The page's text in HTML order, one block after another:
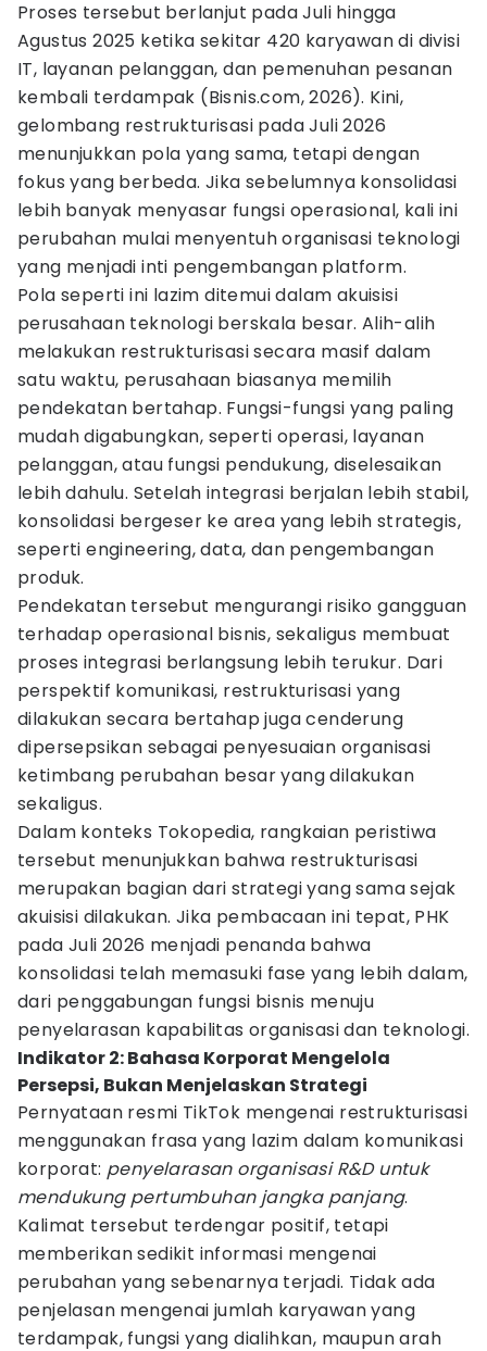
Proses tersebut berlanjut pada Juli hingga
Agustus 2025 ketika sekitar 420 karyawan di divisi
IT, layanan pelanggan, dan pemenuhan pesanan
kembali terdampak (Bisnis.com, 2026). Kini,
gelombang restrukturisasi pada Juli 2026
menunjukkan pola yang sama, tetapi dengan
fokus yang berbeda. Jika sebelumnya konsolidasi
lebih banyak menyasar fungsi operasional, kali ini
perubahan mulai menyentuh organisasi teknologi
yang menjadi inti pengembangan platform.
Pola seperti ini lazim ditemui dalam akuisisi
perusahaan teknologi berskala besar. Alih-alih
melakukan restrukturisasi secara masif dalam
satu waktu, perusahaan biasanya memilih
pendekatan bertahap. Fungsi-fungsi yang paling
mudah digabungkan, seperti operasi, layanan
pelanggan, atau fungsi pendukung, diselesaikan
lebih dahulu. Setelah integrasi berjalan lebih stabil,
konsolidasi bergeser ke area yang lebih strategis,
seperti engineering, data, dan pengembangan
produk.
Pendekatan tersebut mengurangi risiko gangguan
terhadap operasional bisnis, sekaligus membuat
proses integrasi berlangsung lebih terukur. Dari
perspektif komunikasi, restrukturisasi yang
dilakukan secara bertahap juga cenderung
dipersepsikan sebagai penyesuaian organisasi
ketimbang perubahan besar yang dilakukan
sekaligus.
Dalam konteks Tokopedia, rangkaian peristiwa
tersebut menunjukkan bahwa restrukturisasi
merupakan bagian dari strategi yang sama sejak
akuisisi dilakukan. Jika pembacaan ini tepat, PHK
pada Juli 2026 menjadi penanda bahwa
konsolidasi telah memasuki fase yang lebih dalam,
dari penggabungan fungsi bisnis menuju
penyelarasan kapabilitas organisasi dan teknologi.
Indikator 2: Bahasa Korporat Mengelola
Persepsi, Bukan Menjelaskan Strategi
Pernyataan resmi TikTok mengenai restrukturisasi
menggunakan frasa yang lazim dalam komunikasi
korporat: penyelarasan organisasi R&D untuk
mendukung pertumbuhan jangka panjang.
Kalimat tersebut terdengar positif, tetapi
memberikan sedikit informasi mengenai
perubahan yang sebenarnya terjadi. Tidak ada
penjelasan mengenai jumlah karyawan yang
terdampak, fungsi yang dialihkan, maupun arah